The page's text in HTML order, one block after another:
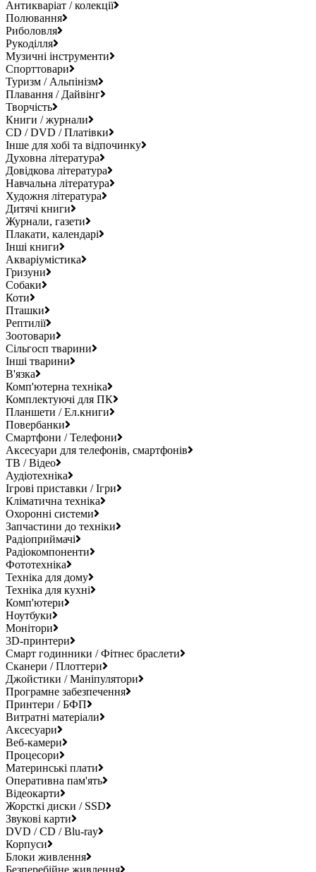
Антикваріат / колекції
Полювання
Риболовля
Рукоділля
Музичні інструменти
Спорттовари
Туризм / Альпінізм
Плавання / Дайвінг
Творчість
Книги / журнали
CD / DVD / Платівки
Інше для хобі та відпочинку
Духовна література
Довідкова література
Навчальна література
Художня література
Дитячі книги
Журнали, газети
Плакати, календарі
Інші книги
Акваріумістика
Гризуни
Собаки
Коти
Пташки
Рептилії
Зоотовари
Сільгосп тварини
Інші тварини
В'язка
Комп'ютерна техніка
Комплектуючі для ПК
Планшети / Ел.книги
Повербанки
Смартфони / Телефони
Аксесуари для телефонів, смартфонів
ТВ / Відео
Аудіотехніка
Ігрові приставки / Ігри
Кліматична техніка
Охоронні системи
Запчастини до техніки
Радіоприймачі
Радіокомпоненти
Фототехніка
Техніка для дому
Техніка для кухні
Комп'ютери
Ноутбуки
Монітори
3D-принтери
Смарт годинники / Фітнес браслети
Сканери / Плоттери
Джойстики / Маніпулятори
Програмне забезпечення
Принтери / БФП
Витратні матеріали
Аксесуари
Веб-камери
Процесори
Материнські плати
Оперативна пам'ять
Відеокарти
Жорсткі диски / SSD
Звукові карти
DVD / CD / Blu-ray
Корпуси
Блоки живлення
Безперебійне живлення